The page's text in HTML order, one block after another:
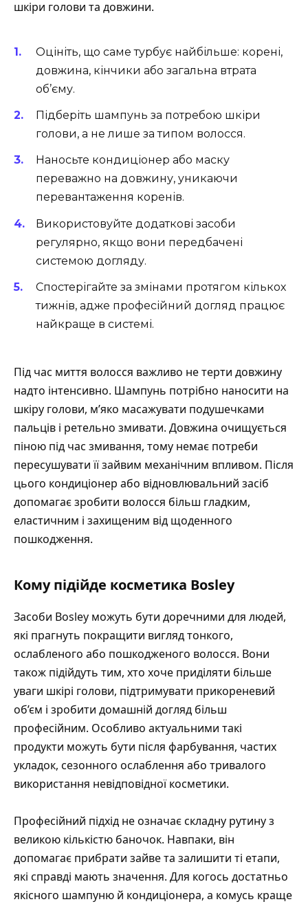
шкіри голови та довжини.
Оцініть, що саме турбує найбільше: корені,
довжина, кінчики або загальна втрата
об’єму.
Підберіть шампунь за потребою шкіри
голови, а не лише за типом волосся.
Наносьте кондиціонер або маску
переважно на довжину, уникаючи
перевантаження коренів.
Використовуйте додаткові засоби
регулярно, якщо вони передбачені
системою догляду.
Спостерігайте за змінами протягом кількох
тижнів, адже професійний догляд працює
найкраще в системі.
Під час миття волосся важливо не терти довжину
надто інтенсивно. Шампунь потрібно наносити на
шкіру голови, м’яко масажувати подушечками
пальців і ретельно змивати. Довжина очищується
піною під час змивання, тому немає потреби
пересушувати її зайвим механічним впливом. Після
цього кондиціонер або відновлювальний засіб
допомагає зробити волосся більш гладким,
еластичним і захищеним від щоденного
пошкодження.
Кому підійде косметика Bosley
Засоби Bosley можуть бути доречними для людей,
які прагнуть покращити вигляд тонкого,
ослабленого або пошкодженого волосся. Вони
також підійдуть тим, хто хоче приділяти більше
уваги шкірі голови, підтримувати прикореневий
об’єм і зробити домашній догляд більш
професійним. Особливо актуальними такі
продукти можуть бути після фарбування, частих
укладок, сезонного ослаблення або тривалого
використання невідповідної косметики.
Професійний підхід не означає складну рутину з
великою кількістю баночок. Навпаки, він
допомагає прибрати зайве та залишити ті етапи,
які справді мають значення. Для когось достатньо
якісного шампуню й кондиціонера, а комусь краще